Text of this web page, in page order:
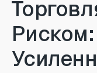
Риском: